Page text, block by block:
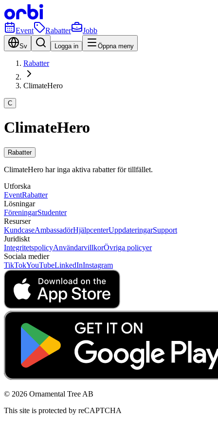
Event Rabatter Jobb
Sv Logga in Öppna meny
Rabatter
ClimateHero
C
ClimateHero
Rabatter
ClimateHero har inga aktiva rabatter för tillfället.
Utforska
EventRabatter
Lösningar
FöreningarStudenter
Resurser
KundcaseAmbassadörHjälpcenterUppdateringarSupport
Juridiskt
IntegritetspolicyAnvändarvillkorÖvriga policyer
Sociala medier
TikTokYouTubeLinkedInInstagram
© 2026 Ornamental Tree AB
This site is protected by reCAPTCHA